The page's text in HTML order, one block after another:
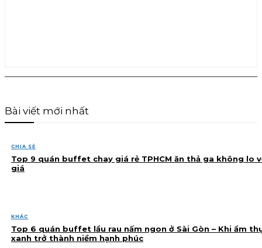
Bài viết mới nhất
CHIA SẺ
Top 9 quán buffet chay giá rẻ TPHCM ăn thả ga không lo
giá
KHÁC
Top 6 quán buffet lẩu rau nấm ngon ở Sài Gòn – Khi ẩm
xanh trở thành niềm hạnh phúc